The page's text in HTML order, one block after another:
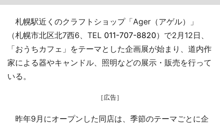
札幌駅近くのクラフトショップ「Ager（アゲル）」
（札幌市北区北7西6、TEL 011-707-8820）で2月12日、
「おうちカフェ」をテーマとした企画展が始まり、道内作
家による器やキャンドル、照明などの展示・販売を行って
いる。
［広告］
昨年9月にオープンした同店は、季節のテーマごとに企